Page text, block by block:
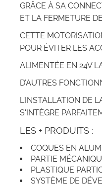
GRÂCE À SA
ET LA FERMETURE
CETTE
POUR ÉVITER LES
ALIMENTÉE EN 24V
D’AUTRES
L'INSTALLATION DE
S'INTÈGRE
LES + PRODUITS :
COQUES EN
PARTIE
PLASTIQUE
SYSTÈME DE